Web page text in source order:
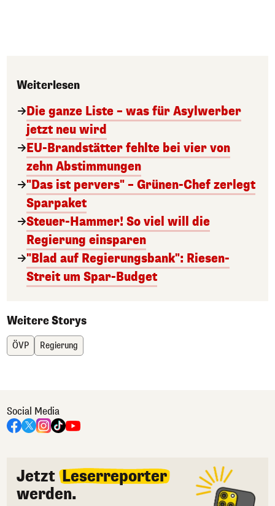
Weiterlesen
Die ganze Liste – was für Asylwerber
jetzt neu wird
EU-Brandstätter fehlte bei vier von
zehn Abstimmungen
"Das ist pervers" – Grünen-Chef zerlegt
Sparpaket
Steuer-Hammer! So viel will die
Regierung einsparen
"Blad auf Regierungsbank": Riesen-
Streit um Spar-Budget
Weitere Storys
ÖVP Regierung
Social Media
Jetzt Leserreporter
werden.